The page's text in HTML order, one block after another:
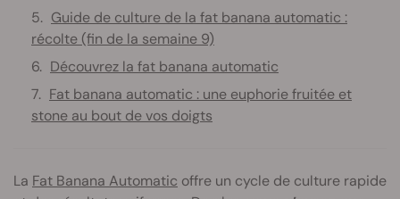
Guide de culture de la fat banana automatic :
récolte (fin de la semaine 9)
Découvrez la fat banana automatic
Fat banana automatic : une euphorie fruitée et
stone au bout de vos doigts
La Fat Banana Automatic offre un cycle de culture rapide